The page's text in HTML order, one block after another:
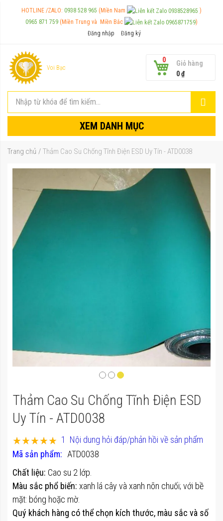
HOTLINE /ZALO: 0938 528 965 (Miền Nam
)
0965 871 759 (Miền Trung và Miền Bắc
)
Đăng nhập
Đăng ký
Voi Bạc
XEM DANH MỤC
Giỏ hàng
0
0 ₫
Trang chủ Thảm Cao Su Chống Tĩnh Điện ESD Uy Tín - ATD0038
của
thư
đến
phần
đầu
của
thư
viện
hình
ảnh
Thảm Cao Su Chống Tĩnh Điện ESD
Uy Tín - ATD0038
Mã sản phẩm ATD0038
Xếp hạng:
100
% of100
1 Nội dung hỏi đáp/phản hồi về sản phẩm
Chất liệu: Cao su 2 lớp.
Màu sắc phổ biến: xanh lá cây và xanh nõn chuối; với bề
mặt: bóng hoặc mờ.
Quý khách hàng có thể chọn kích thước, màu sắc và số